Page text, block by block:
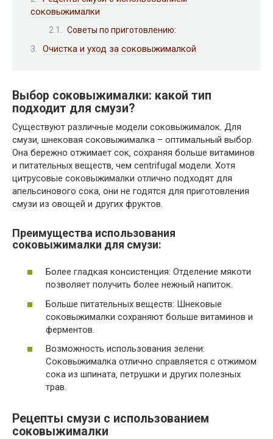
соковыжималки
Советы по приготовлению:
Очистка и уход за соковыжималкой
Выбор соковыжималки: какой тип
подходит для смузи?
Существуют различные модели соковыжималок. Для
смузи‚ шнековая соковыжималка – оптимальный выбор.
Она бережно отжимает сок‚ сохраняя больше витаминов
и питательных веществ‚ чем centrifugal модели. Хотя
цитрусовые соковыжималки отлично подходят для
апельсинового сока‚ они не годятся для приготовления
смузи из овощей и других фруктов.
Преимущества использования
соковыжималки для смузи:
Более гладкая консистенция: Отделение мякоти
позволяет получить более нежный напиток.
Больше питательных веществ: Шнековые
соковыжималки сохраняют больше витаминов и
ферментов.
Возможность использования зелени:
Соковыжималка отлично справляется с отжимом
сока из шпината‚ петрушки и других полезных
трав.
Рецепты смузи с использованием
соковыжималки